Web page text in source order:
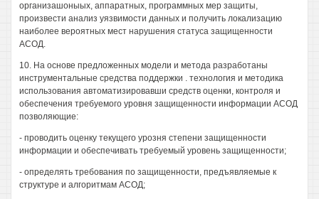
организашоныых, аппаратных, программных мер защиты,
произвести анализ уязвимости данных и получить локализацию
наиболее вероятных мест нарушения статуса защищенности
АСОД.
10. На основе предложенных модели и метода разработаны
инструментальные средства поддержки . технология и методика
использования автоматизировавши средств оценки, контроля и
обеспечения требуемого уровня защищенности информации АСОД
позволяющие:
- проводить оценку текущего урозня степени защищенности
информации и обеспечивать требуемый уровень защищенности;
- определять требования по защищенности, предъявляемые к
структуре и алгоритмам АСОД;